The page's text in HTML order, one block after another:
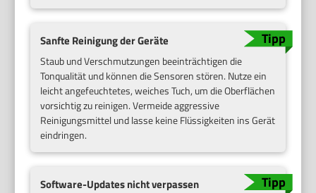
Sanfte Reinigung der Geräte
Staub und Verschmutzungen beeinträchtigen die
Tonqualität und können die Sensoren stören. Nutze ein
leicht angefeuchtetes, weiches Tuch, um die Oberflächen
vorsichtig zu reinigen. Vermeide aggressive
Reinigungsmittel und lasse keine Flüssigkeiten ins Gerät
eindringen.
Software-Updates nicht verpassen